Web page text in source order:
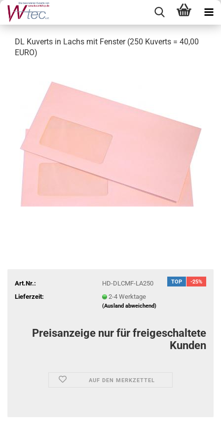
DL Kuverts in Lachs mit Fenster (250 Kuverts = 40,00
EURO)
TOP -25%
Art.Nr.:
HD-DLCMF-LA250
Lieferzeit:
2-4 Werktage
(Ausland abweichend)
Preisanzeige nur für freigeschaltete
Kunden
AUF DEN MERKZETTEL